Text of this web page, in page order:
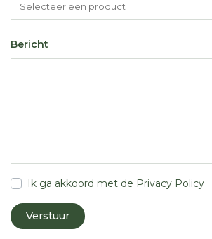
Bericht
Ik ga akkoord met de Privacy Policy